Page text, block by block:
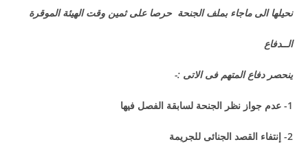
نحيلها الى ماجاء بملف الجنحة حرصا على ثمين وقت الهيئة الموقرة
الــدفاع
ينحصر دفاع المتهم فى الاتى :-
1- عدم جواز نظر الجنحة لسابقة الفصل فيها
2- إنتفاء القصد الجنائى للجريمة